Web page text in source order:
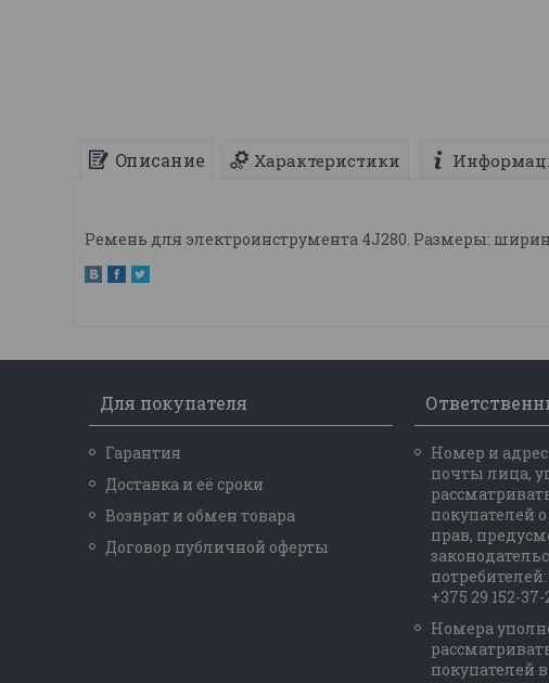
Описание Характеристики
Ремень для электроинструмента 4J280. Размеры:
Для покупателя
Гарантия
Доставка и её сроки
Возврат и обмен товара
Договор публичной оферты
Номер и
почты лица,
покупателей
прав,
потребителей:
+375 29 152-
Номера
покупателей